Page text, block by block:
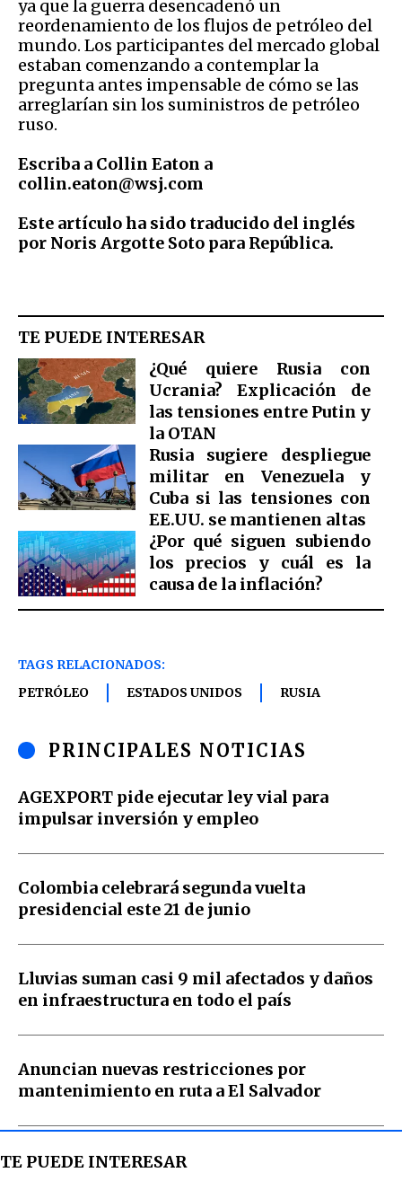
ya que la guerra desencadenó un
reordenamiento de los flujos de petróleo del
mundo. Los participantes del mercado global
estaban comenzando a contemplar la
pregunta antes impensable de cómo se las
arreglarían sin los suministros de petróleo
ruso.
Escriba a Collin Eaton a
collin.eaton@wsj.com
Este artículo ha sido traducido del inglés
por Noris Argotte Soto para República.
TE PUEDE INTERESAR
¿Qué quiere Rusia con
Ucrania? Explicación de
las tensiones entre Putin y
la OTAN
Rusia sugiere despliegue
militar en Venezuela y
Cuba si las tensiones con
EE.UU. se mantienen altas
¿Por qué siguen subiendo
los precios y cuál es la
causa de la inflación?
TAGS RELACIONADOS:
PETRÓLEO
ESTADOS UNIDOS RUSIA
PRINCIPALES NOTICIAS
AGEXPORT pide ejecutar ley vial para
impulsar inversión y empleo
Colombia celebrará segunda vuelta
presidencial este 21 de junio
Lluvias suman casi 9 mil afectados y daños
en infraestructura en todo el país
Anuncian nuevas restricciones por
mantenimiento en ruta a El Salvador
TE PUEDE INTERESAR